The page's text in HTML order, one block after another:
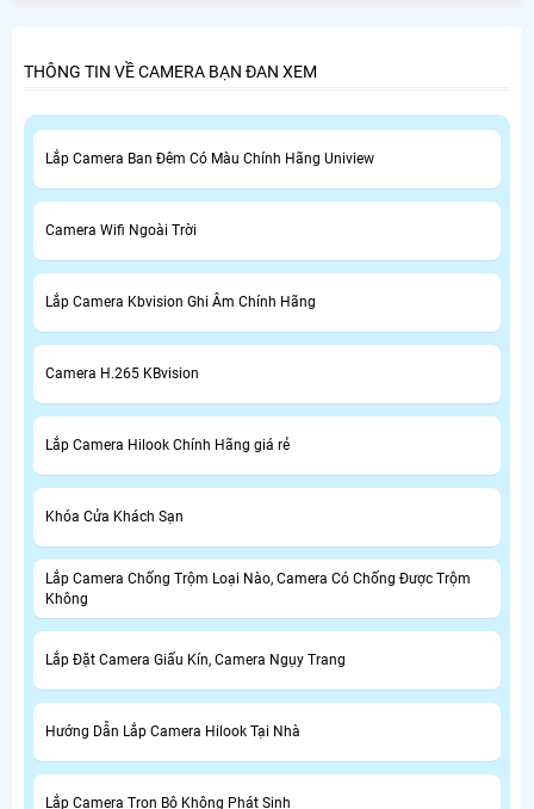
THÔNG TIN VỀ CAMERA BẠN ĐAN XEM
Lắp Camera Ban Đêm Có Màu Chính Hãng Uniview
Camera Wifi Ngoài Trời
Lắp Camera Kbvision Ghi Âm Chính Hãng
Camera H.265 KBvision
Lắp Camera Hilook Chính Hãng giá rẻ
Khóa Cửa Khách Sạn
Lắp Camera Chống Trộm Loại Nào, Camera Có Chống Được Trộm
Không
Lắp Đặt Camera Giấu Kín, Camera Ngụy Trang
Hướng Dẫn Lắp Camera Hilook Tại Nhà
Lắp Camera Trọn Bộ Không Phát Sinh